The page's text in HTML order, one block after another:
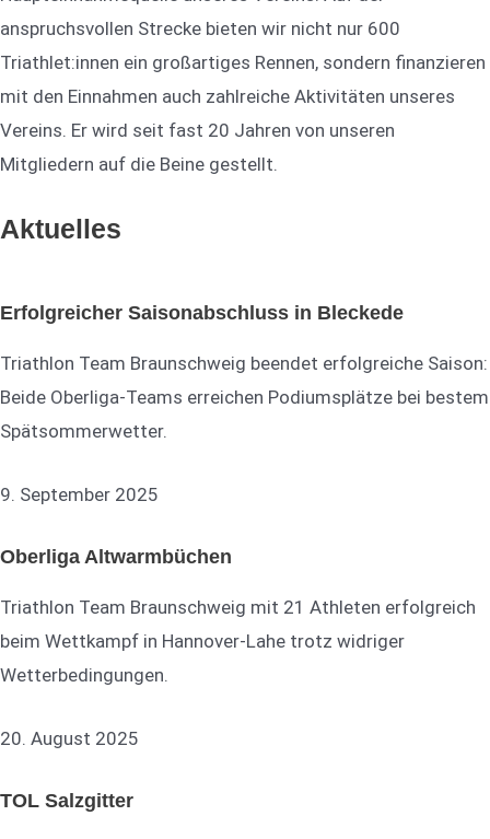
anspruchsvollen Strecke bieten wir nicht nur 600
Triathlet:innen ein großartiges Rennen, sondern finanzieren
mit den Einnahmen auch zahlreiche Aktivitäten unseres
Vereins. Er wird seit fast 20 Jahren von unseren
Mitgliedern auf die Beine gestellt.
Aktuelles
Erfolgreicher Saisonabschluss in Bleckede
Triathlon Team Braunschweig beendet erfolgreiche Saison:
Beide Oberliga-Teams erreichen Podiumsplätze bei bestem
Spätsommerwetter.
9. September 2025
Oberliga Altwarmbüchen
Triathlon Team Braunschweig mit 21 Athleten erfolgreich
beim Wettkampf in Hannover-Lahe trotz widriger
Wetterbedingungen.
20. August 2025
TOL Salzgitter